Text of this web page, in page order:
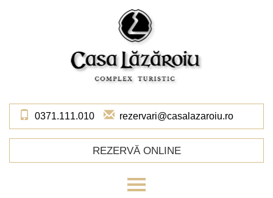
0371.111.010 rezervari@casalazaroiu.ro
REZERVĂ ONLINE